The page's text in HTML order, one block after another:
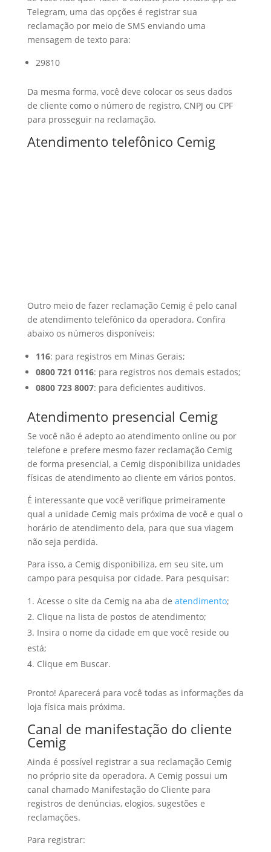
Telegram, uma das opções é registrar sua
reclamação por meio de SMS enviando uma
mensagem de texto para:
29810
Da mesma forma, você deve colocar os seus dados
de cliente como o número de registro, CNPJ ou CPF
para prosseguir na reclamação.
Atendimento telefônico Cemig
Outro meio de fazer reclamação Cemig é pelo canal
de atendimento telefônico da operadora. Confira
abaixo os números disponíveis:
116: para registros em Minas Gerais;
0800 721 0116: para registros nos demais estados;
0800 723 8007: para deficientes auditivos.
Atendimento presencial Cemig
Se você não é adepto ao atendimento online ou por
telefone e prefere mesmo fazer reclamação Cemig
de forma presencial, a Cemig disponibiliza unidades
físicas de atendimento ao cliente em vários pontos.
É interessante que você verifique primeiramente
qual a unidade Cemig mais próxima de você e qual o
horário de atendimento dela, para que sua viagem
não seja perdida.
Para isso, a Cemig disponibiliza, em seu site, um
campo para pesquisa por cidade. Para pesquisar:
Acesse o site da Cemig na aba de atendimento;
Clique na lista de postos de atendimento;
Insira o nome da cidade em que você reside ou
está;
Clique em Buscar.
Pronto! Aparecerá para você todas as informações da
loja física mais próxima.
Canal de manifestação do cliente
Cemig
Ainda é possível registrar a sua reclamação Cemig
no próprio site da operadora. A Cemig possui um
canal chamado Manifestação do Cliente para
registros de denúncias, elogios, sugestões e
reclamações.
Para registrar: